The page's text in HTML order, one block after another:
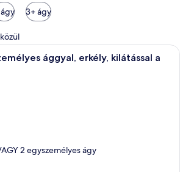
3+ ágy
Egy szállodai szoba, amelyben egy
ággyal, erkély, kilátással a
2 egyszemélyes ágy